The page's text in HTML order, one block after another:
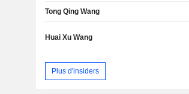
Tong Qing Wang
Huai Xu Wang
Plus d'insiders